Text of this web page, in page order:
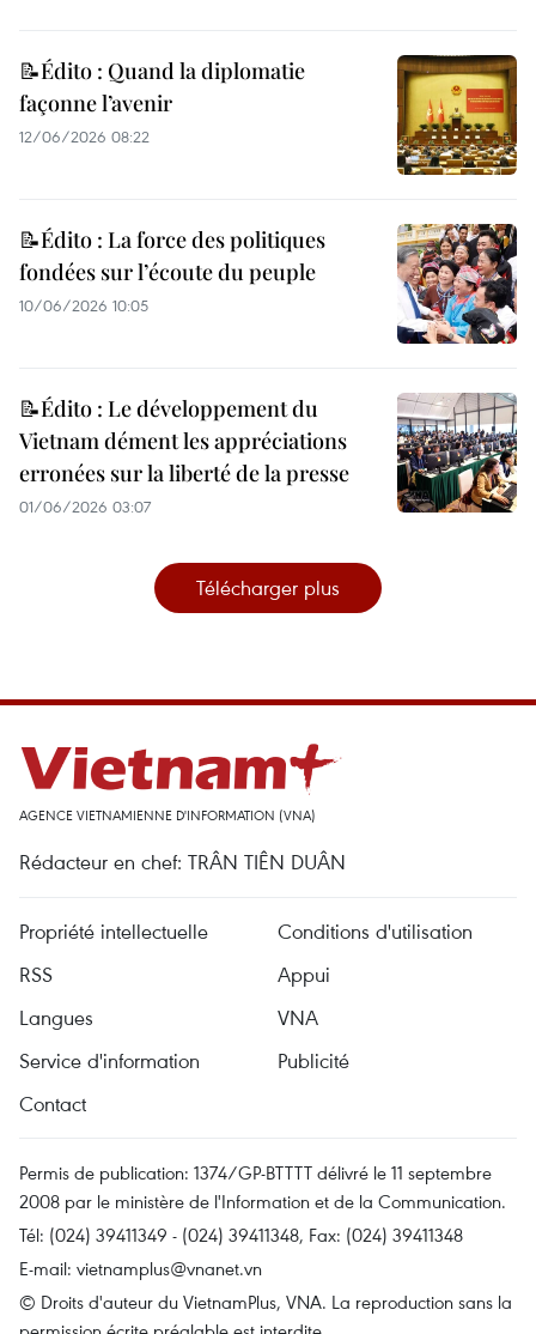
📝Édito : Quand la diplomatie
façonne l’avenir
12/06/2026 08:22
📝Édito : La force des politiques
fondées sur l’écoute du peuple
10/06/2026 10:05
📝Édito : Le développement du
Vietnam dément les appréciations
erronées sur la liberté de la presse
01/06/2026 03:07
Télécharger plus
AGENCE VIETNAMIENNE D'INFORMATION (VNA)
Rédacteur en chef: TRÂN TIÊN DUÂN
Propriété intellectuelle
Conditions d'utilisation
RSS
Appui
Langues
VNA
Service d'information
Publicité
Contact
Permis de publication: 1374/GP-BTTTT délivré le 11 septembre
2008 par le ministère de l'Information et de la Communication.
Tél: (024) 39411349 - (024) 39411348, Fax: (024) 39411348
E-mail: vietnamplus@vnanet.vn
© Droits d'auteur du VietnamPlus, VNA. La reproduction sans la